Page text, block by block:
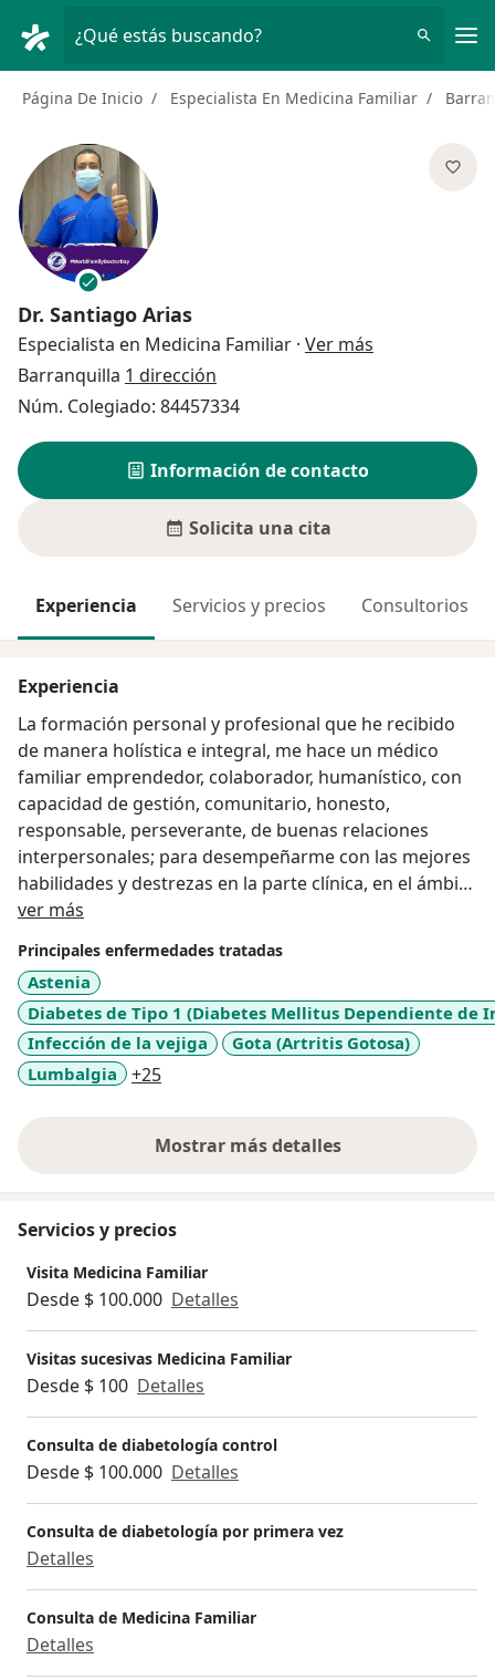
¿Qué estás buscando?
Página De Inicio Especialista En Medicina Familiar
Dr. Santiago Arias
Especialista en Medicina Familiar · Ver más
Barranquilla 1 dirección
Núm. Colegiado: 84457334
Información de contacto
Solicita una cita
Experiencia Servicios y precios Consultorios
Experiencia
La formación personal y profesional que he recibido
de manera holística e integral, me hace un médico
familiar emprendedor, colaborador, humanístico, con
capacidad de gestión, comunitario, honesto,
responsable, perseverante, de buenas relaciones
interpersonales; para desempeñarme con las mejores
habilidades y destrezas en la parte clínica, en el ámbito
laboral. Esto hace que me adapte con facilidad a los
junto con el espíritu de solidaridad y amor por mi
profesión que me caracteriza.
ver más
Principales enfermedades tratadas
Astenia
Diabetes de Tipo 1 (Diabetes Mellitus Dependiente de
Infección de la vejiga
Gota (Artritis Gotosa)
Lumbalgia
+25a11y_sr_more_diseases
Mostrar más detalles
sobre la experiencia
Servicios y precios
Visita Medicina Familiar
Desde $ 100.000 Detalles
Visitas sucesivas Medicina Familiar
Desde $ 100 Detalles
Consulta de diabetología control
Desde $ 100.000 Detalles
Consulta de diabetología por primera vez
Detalles
Consulta de Medicina Familiar
Detalles